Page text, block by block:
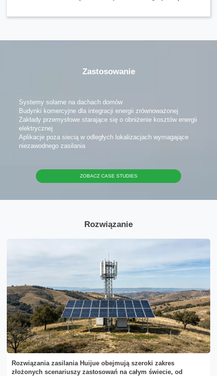
Zastosowanie
Systemy solarne na dachach domów
Budynki komercyjne dla integracji energii zrównoważonej
Zakłady przemysłowe starające się o obniżenie kosztów energii
elektrycznej
Aplikacje poza siecią w odległych lokalizacjach wymagające
niezawodnego zasilania
ZOBACZ CASE STUDIES
Rozwiązanie
Rozwiązania zasilania Huijue obejmują szeroki zakres
złożonych scenariuszy zastosowań na całym świecie, od
x
Kontakt
Jesteśmy tutaj, aby odpowiedzieć na Twoje pytania i przedstawić rozwiązania
energetyczne najlepiej dostosowane do Twoich potrzeb.